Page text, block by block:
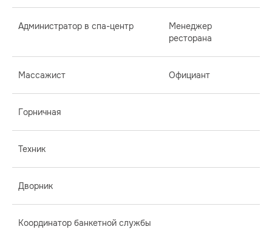
Администратор в спа-центр
Менеджер
ресторана
Массажист Официант
Горничная
Техник
Дворник
Координатор банкетной службы